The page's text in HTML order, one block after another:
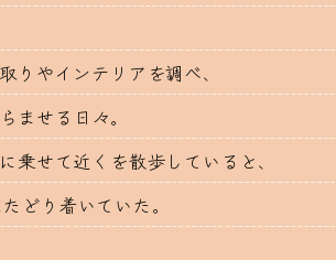
りやインテリアを調べ、
ませる日々。
乗せて近くを散歩していると、
どり着いていた。